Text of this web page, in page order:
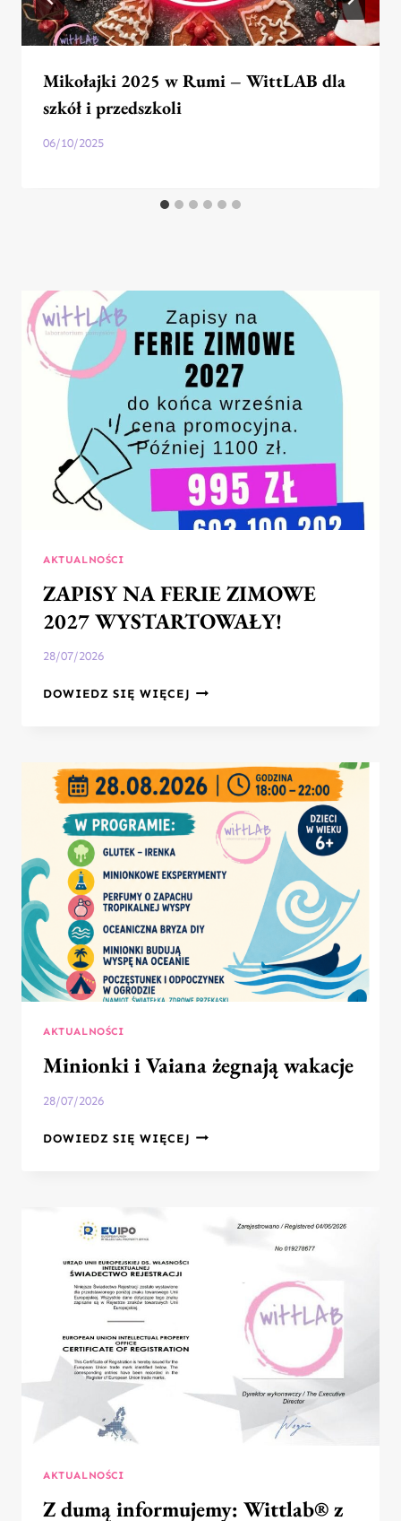
Mikołajki 2025 w Rumi – WittLAB dla
szkół i przedszkoli
06/10/2025
AKTUALNOŚCI
ZAPISY NA FERIE ZIMOWE
2027 WYSTARTOWAŁY!
28/07/2026
DOWIEDZ SIĘ WIĘCEJ ZAPISY
2027
WYSTARTOWAŁY!
AKTUALNOŚCI
Minionki i Vaiana żegnają wakacje
28/07/2026
DOWIEDZ SIĘ WIĘCEJ MINIONKI
AKTUALNOŚCI
Z dumą informujemy: Wittlab® z